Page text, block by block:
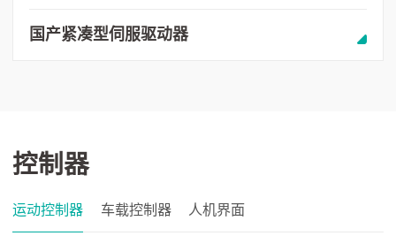
国产紧凑型伺服驱动器
控制器
运动控制器 车载控制器 人机界面